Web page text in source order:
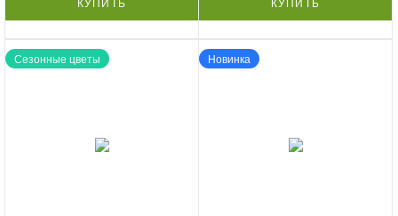
Сезонные цветы Новинка